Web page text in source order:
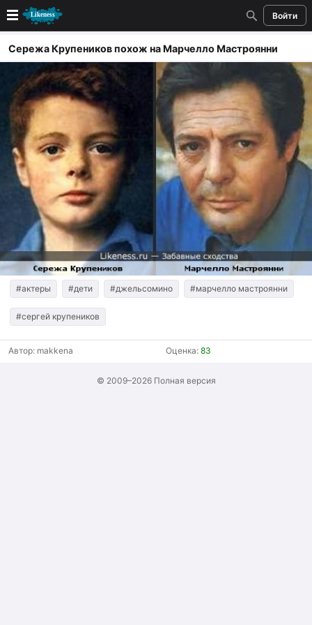
Войти
Новые
Лучшие
Голосование
Кандидаты
Случайное сходство 👍
Создать сходство
Для публикации необходима авторизация
Поиск
Сережа Крупеников похож на Марчелло Мастроянни
#актеры #дети #джельсомино #марчелло мастроянни
#сергей крупеников
Автор: makkena Оценка: 83
© 2009–2026 Полная версия